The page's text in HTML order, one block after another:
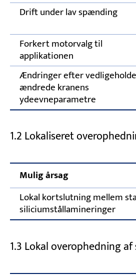
Drift under lav spænding
Forkert motorvalg til
applikationen
Ændringer efter
ændrede kranens
ydeevneparametre
1.2 Lokaliseret
Mulig årsag
Lokal kortslutning mellem
siliciumstållamineringer
1.3 Lokal overophedning